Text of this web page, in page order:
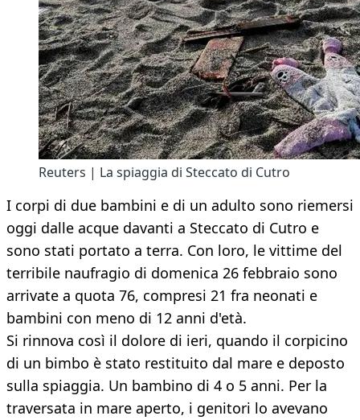
Reuters | La spiaggia di Steccato di Cutro
I corpi di due bambini e di un adulto sono riemersi
oggi dalle acque davanti a Steccato di Cutro e
sono stati portato a terra. Con loro, le vittime del
terribile naufragio di domenica 26 febbraio sono
arrivate a quota 76, compresi 21 fra neonati e
bambini con meno di 12 anni d'età.
Si rinnova così il dolore di ieri, quando il corpicino
di un bimbo è stato restituito dal mare e deposto
sulla spiaggia. Un bambino di 4 o 5 anni. Per la
traversata in mare aperto, i genitori lo avevano